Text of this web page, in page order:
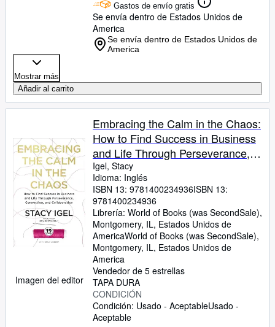
Gastos de envío gratis
Se envía dentro de Estados Unidos de
America
Se envía dentro de Estados Unidos de
America
Mostrar más
Añadir al carrito
Imagen del editor
Embracing the Calm in the Chaos:
How to Find Success in Business
and Life Through Perseverance,
Connection, and Collaboration
Igel, Stacy
Idioma: Inglés
ISBN 13: 9781400234936ISBN 13:
9781400234936
Librería: World of Books (was SecondSale),
Montgomery, IL, Estados Unidos de
AmericaWorld of Books (was SecondSale),
Montgomery, IL, Estados Unidos de
America
Vendedor de 5 estrellas
TAPA DURA
CONDICIÓN
Condición: Usado - AceptableUsado -
Aceptable